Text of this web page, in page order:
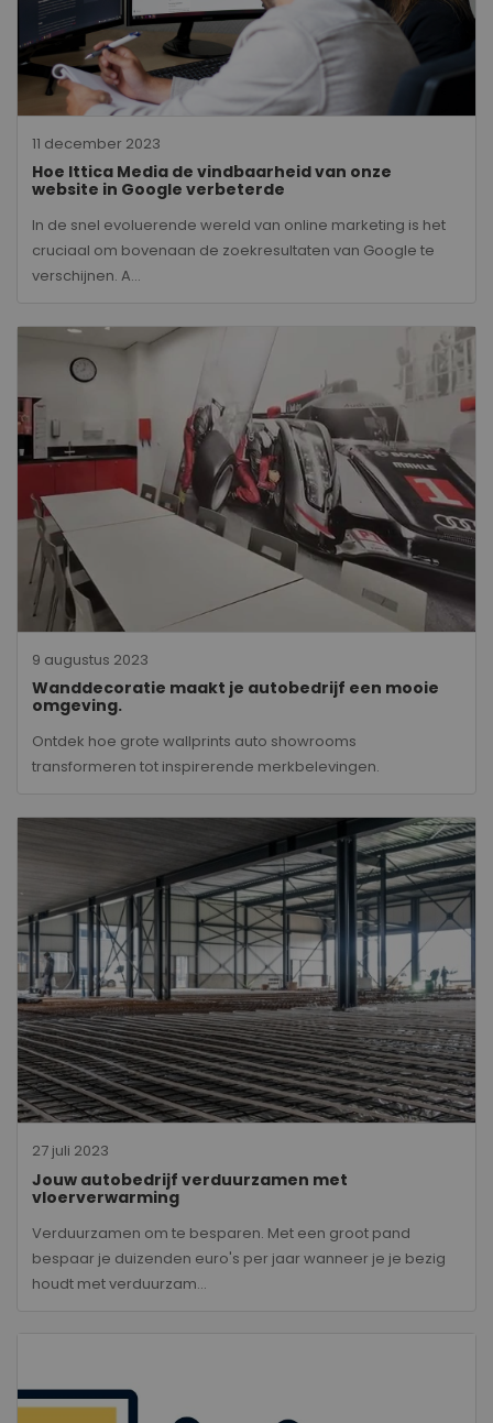
11 december 2023
Hoe Ittica Media de vindbaarheid van onze
website in Google verbeterde
In de snel evoluerende wereld van online marketing is het
cruciaal om bovenaan de zoekresultaten van Google te
verschijnen. A...
9 augustus 2023
Wanddecoratie maakt je autobedrijf een mooie
omgeving.
Ontdek hoe grote wallprints auto showrooms
transformeren tot inspirerende merkbelevingen.
27 juli 2023
Jouw autobedrijf verduurzamen met
vloerverwarming
Verduurzamen om te besparen. Met een groot pand
bespaar je duizenden euro's per jaar wanneer je je bezig
houdt met verduurzam...